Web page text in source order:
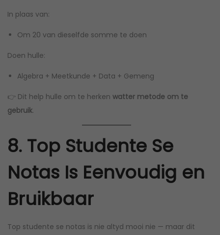
In plaas van:
Om 20 van dieselfde somme te doen
Doen hulle:
Algebra + Meetkunde + Data + Gemeng
👉 Dit help hulle om te herken watter metode om te
gebruik.
8. Top Studente Se
Notas Is Eenvoudig en
Bruikbaar
Top studente se notas is nie altyd mooi nie — maar dit